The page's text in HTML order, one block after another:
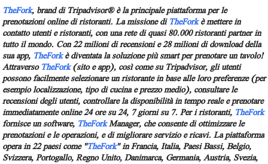
TheFork, brand di Tripadvisor® è la principale piattaforma per le
prenotazioni online di ristoranti. La missione diTheForkè mettere in
contatto utenti e ristoranti, con una rete di quasi 80.000 ristoranti partner in
tutto il mondo. Con 22 milioni di recensioni e 28 milioni di download della
sua app,TheForkè diventata la soluzione più smart per prenotare un tavolo!
AttraversoTheFork(sito e app), così come su Tripadvisor, gli utenti
possono facilmente selezionare un ristorante in base alle loro preferenze (per
esempio localizzazione, tipo di cucina e prezzo medio), consultare le
recensioni degli utenti, controllare la disponibilità in tempo reale e prenotare
immediatamente online 24 ore su 24, 7 giorni su 7. Per i ristoranti,TheFork
fornisce un software,TheForkManager, che consente di ottimizzare le
prenotazioni e le operazioni, e di migliorare servizio e ricavi. La piattaforma
opera in 22 paesi come "TheFork" in Francia, Italia, Paesi Bassi, Belgio,
Svizzera, Portogallo, Regno Unito, Danimarca, Germania, Austria, Svezia,